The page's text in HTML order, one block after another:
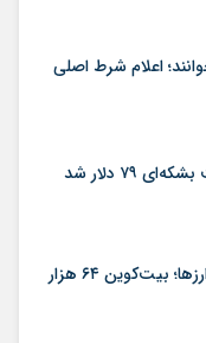
اعلام شرط اصلی
دلار شد
آخرین وضعیت بازار رمزارزها؛ بیت‌کوین ۶۴ هزار